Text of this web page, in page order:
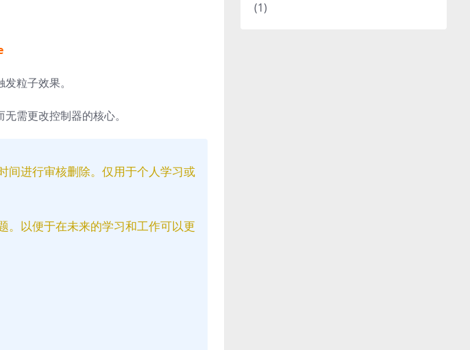
粒子效果。
需更改控制器的核心。
间进行审核删除。仅用于个人学习或
。以便于在未来的学习和工作可以更
(1)